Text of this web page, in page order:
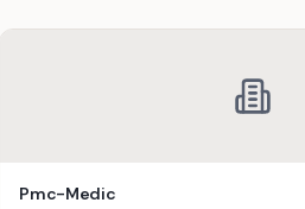
Pmc-Medic